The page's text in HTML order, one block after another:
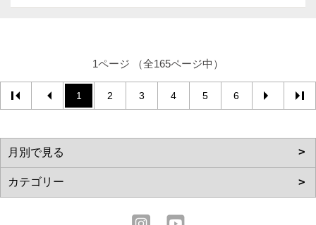
1ページ （全165ページ中）
1 2 3 4 5 6